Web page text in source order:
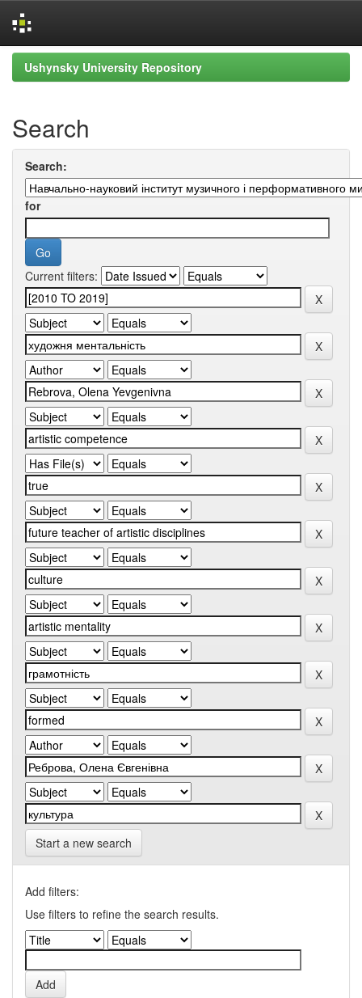
Skip
navigation
Ushynsky University Repository
Search
Search:
for
Current filters:
Start a new search
Add filters:
Use filters to refine the search results.